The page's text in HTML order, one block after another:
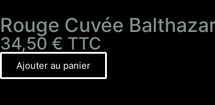
Rouge Cuvée
34,50 € TTC
Ajouter au panier